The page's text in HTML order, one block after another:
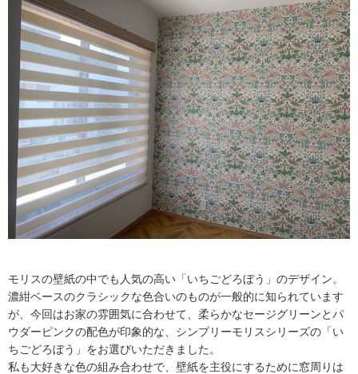
モリスの壁紙の中でも人気の高い「いちごどろぼう」のデザイン。
濃紺ベースのクラシックな色合いのものが一般的に知られています
が、今回はお家の雰囲気に合わせて、柔らかなセージグリーンとパ
ウダーピンクの配色が印象的な、シンプリーモリスシリーズの「い
ちごどろぼう」をお選びいただきました。
私も大好きな色の組み合わせで、壁紙を主役にするために窓周りは